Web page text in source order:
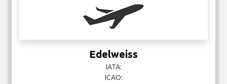
Edelweiss
IATA:
ICAO: